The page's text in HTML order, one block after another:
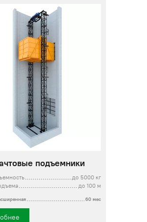
подъемники
до 5000 кг
до 100 м
60 мес